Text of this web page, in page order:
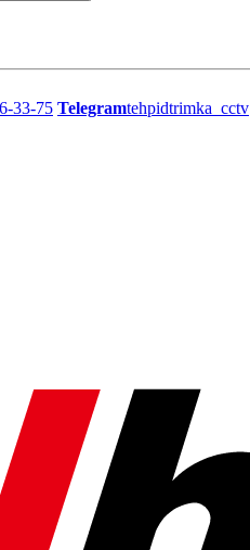
33-75 Telegramtehpidtrimka_cctv